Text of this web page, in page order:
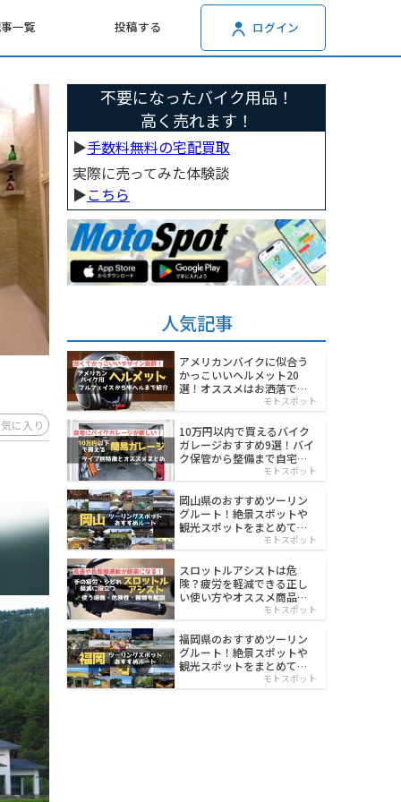
一覧 投稿する ログイン
に入り
不要になったバイク用品！
高く売れます！
▶︎手数料無料の宅配買取
実際に売ってみた体験談
▶︎こちら
人気記事
アメリカンバイクに似合う
かっこいいヘルメット20
選！オススメはお洒落でワ
モトスポット
10万円以内で買えるバイク
ガレージおすすめ9選！バイ
ク保管から整備まで自宅で
モトスポット
岡山県のおすすめツーリン
グルート！絶景スポットや
観光スポットをまとめて紹
モトスポット
スロットルアシストは危
険？疲労を軽減できる正し
い使い方やオススメ商品を
モトスポット
福岡県のおすすめツーリン
グルート！絶景スポットや
観光スポットをまとめて紹
モトスポット